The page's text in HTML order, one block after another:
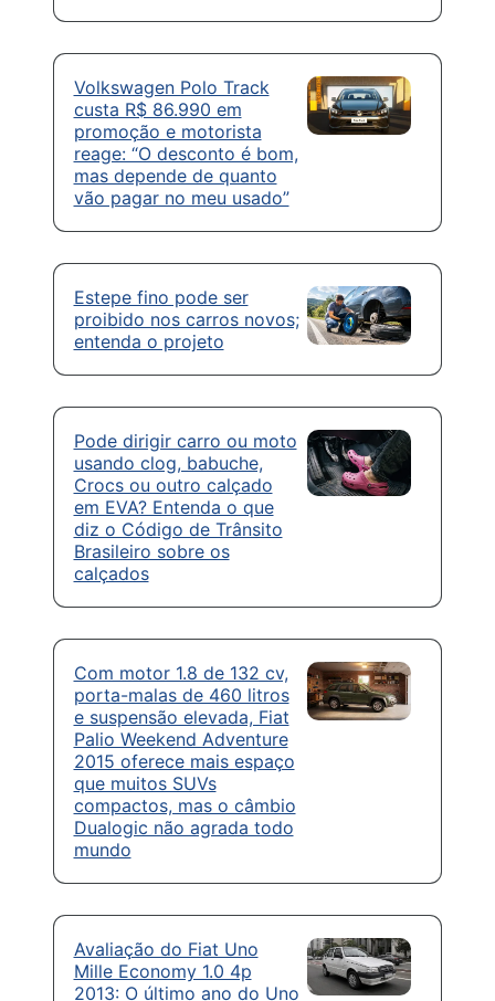
Volkswagen Polo Track
custa R$ 86.990 em
promoção e motorista
reage: “O desconto é bom,
mas depende de quanto
vão pagar no meu usado”
Estepe fino pode ser
proibido nos carros novos;
entenda o projeto
Pode dirigir carro ou moto
usando clog, babuche,
Crocs ou outro calçado
em EVA? Entenda o que
diz o Código de Trânsito
Brasileiro sobre os
calçados
Com motor 1.8 de 132 cv,
porta-malas de 460 litros
e suspensão elevada, Fiat
Palio Weekend Adventure
2015 oferece mais espaço
que muitos SUVs
compactos, mas o câmbio
Dualogic não agrada todo
mundo
Avaliação do Fiat Uno
Mille Economy 1.0 4p
2013: O último ano do Uno